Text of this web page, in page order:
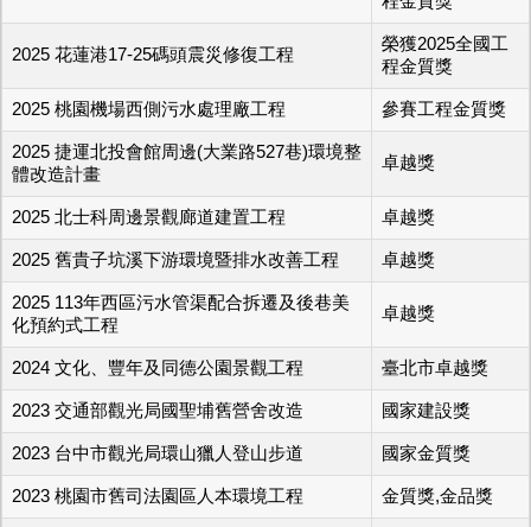
2025 花蓮港17-25碼頭震災修復工程
榮獲2025全國工
程金質獎
2025 桃園機場西側污水處理廠工程 參賽工程金質獎
2025 捷運北投會館周邊(大業路527巷)環境整
體改造計畫
卓越獎
2025 北士科周邊景觀廊道建置工程 卓越獎
2025 舊貴子坑溪下游環境暨排水改善工程 卓越獎
2025 113年西區污水管渠配合拆遷及後巷美
化預約式工程
卓越獎
2024 文化、豐年及同德公園景觀工程 臺北市卓越獎
2023 交通部觀光局國聖埔舊營舍改造 國家建設獎
2023 台中市觀光局環山獵人登山步道 國家金質獎
2023 桃園市舊司法園區人本環境工程 金質獎,金品獎